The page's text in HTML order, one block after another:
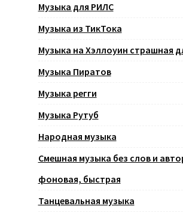
Музыка для РИЛС
Музыка из ТикТока
Музыка на Хэллоуин страшная
Музыка Пиратов
Музыка регги
Музыка Рутуб
Народная музыка
Смешная музыка без слов и
фоновая, быстрая
Танцевальная музыка